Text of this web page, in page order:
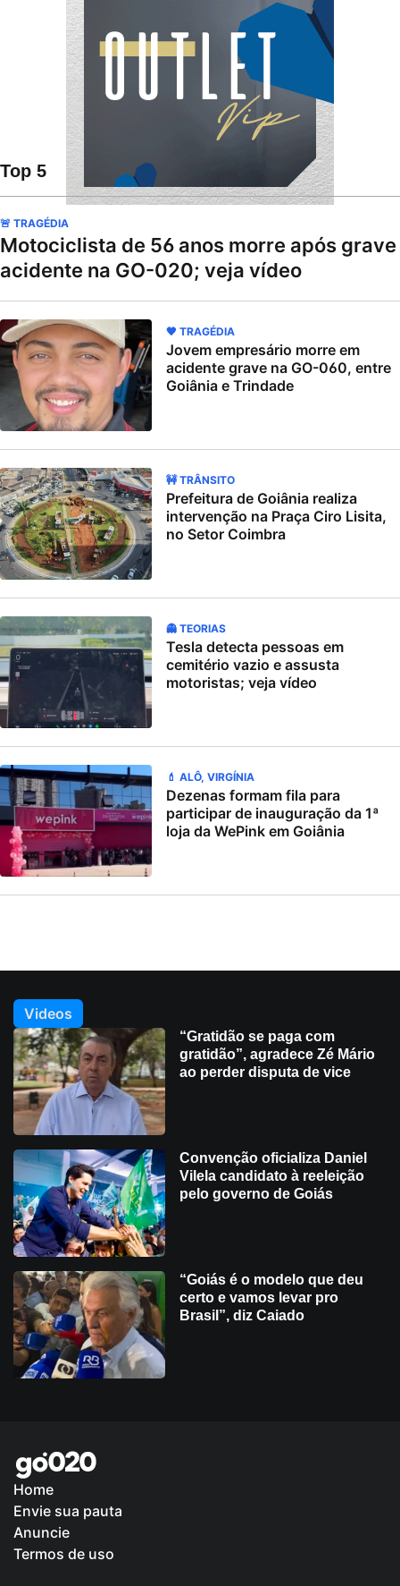
Top 5
🚨 TRAGÉDIA
Motociclista de 56 anos morre após grave
acidente na GO-020; veja vídeo
🖤 TRAGÉDIA
Jovem empresário morre em
acidente grave na GO-060, entre
Goiânia e Trindade
🚧 TRÂNSITO
Prefeitura de Goiânia realiza
intervenção na Praça Ciro Lisita,
no Setor Coimbra
👻 TEORIAS
Tesla detecta pessoas em
cemitério vazio e assusta
motoristas; veja vídeo
💄 ALÔ, VIRGÍNIA
Dezenas formam fila para
participar de inauguração da 1ª
loja da WePink em Goiânia
Videos
“Gratidão se paga com
gratidão”, agradece Zé Mário
ao perder disputa de vice
Convenção oficializa Daniel
Vilela candidato à reeleição
pelo governo de Goiás
“Goiás é o modelo que deu
certo e vamos levar pro
Brasil”, diz Caiado
Home
Envie sua pauta
Anuncie
Termos de uso